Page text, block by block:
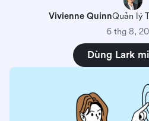
Vivienne QuinnQuản lý
6 thg 8,
Dùng Lark